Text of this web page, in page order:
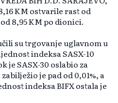
KM ostvarile rast od
8,95 KM po dionici.
su trgovanje uglavnom u
indeksa SASX-10
je SASX-30 oslabio za
je pad od 0,01%, a
indeksa BIFX ostala je